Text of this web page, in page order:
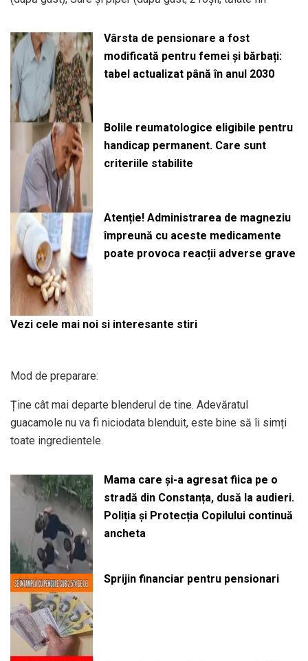
Vârsta de pensionare a fost
modificată pentru femei și bărbați:
tabel actualizat până în anul 2030
Bolile reumatologice eligibile pentru
handicap permanent. Care sunt
criteriile stabilite
Atenție! Administrarea de magneziu
împreună cu aceste medicamente
poate provoca reacții adverse grave
Vezi cele mai noi si interesante stiri
Mod de preparare:
Ține cât mai departe blenderul de tine. Adevăratul
guacamole nu va fi niciodata blenduit, este bine să îi simți
toate ingredientele.
Mama care și-a agresat fiica pe o
stradă din Constanța, dusă la audieri.
Poliția și Protecția Copilului continuă
ancheta
Sprijin financiar pentru pensionari